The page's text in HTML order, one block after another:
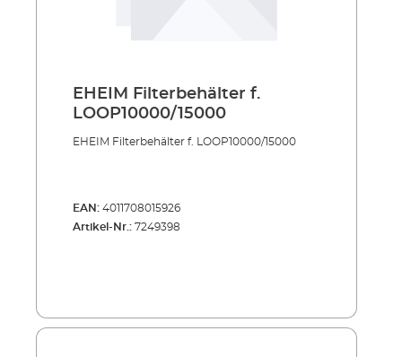
EHEIM Filterbehälter f.
LOOP10000/15000
EHEIM Filterbehälter f. LOOP10000/15000
EAN: 4011708015926
Artikel-Nr.: 7249398